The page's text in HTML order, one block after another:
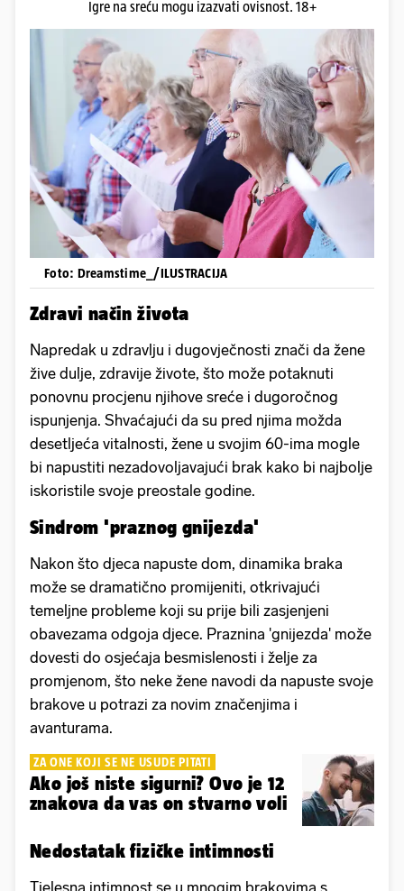
Igre na sreću mogu izazvati ovisnost. 18+
Foto: Dreamstime_/ILUSTRACIJA
Zdravi način života
Napredak u zdravlju i dugovječnosti znači da žene
žive dulje, zdravije živote, što može potaknuti
ponovnu procjenu njihove sreće i dugoročnog
ispunjenja. Shvaćajući da su pred njima možda
desetljeća vitalnosti, žene u svojim 60-ima mogle
bi napustiti nezadovoljavajući brak kako bi najbolje
iskoristile svoje preostale godine.
Sindrom 'praznog gnijezda'
Nakon što djeca napuste dom, dinamika braka
može se dramatično promijeniti, otkrivajući
temeljne probleme koji su prije bili zasjenjeni
obavezama odgoja djece. Praznina 'gnijezda' može
dovesti do osjećaja besmislenosti i želje za
promjenom, što neke žene navodi da napuste svoje
brakove u potrazi za novim značenjima i
avanturama.
ZA ONE KOJI SE NE USUDE PITATI
Ako još niste sigurni? Ovo je 12
znakova da vas on stvarno voli
Nedostatak fizičke intimnosti